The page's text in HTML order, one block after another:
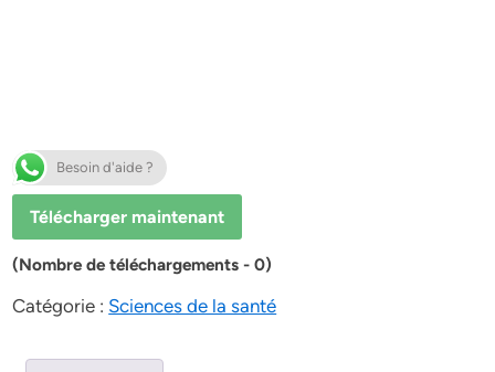
Besoin d'aide ?
Télécharger maintenant
(Nombre de téléchargements - 0)
Catégorie : Sciences de la santé